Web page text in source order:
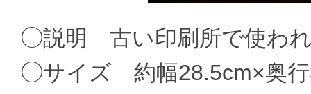
◯説明 古い印刷所で使わ
◯サイズ 約幅28.5cm×奥行